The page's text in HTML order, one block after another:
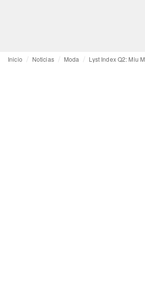
Inicio Noticias Moda